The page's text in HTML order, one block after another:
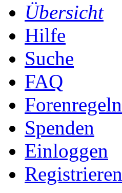
Übersicht
Hilfe
Suche
FAQ
Forenregeln
Spenden
Einloggen
Registrieren